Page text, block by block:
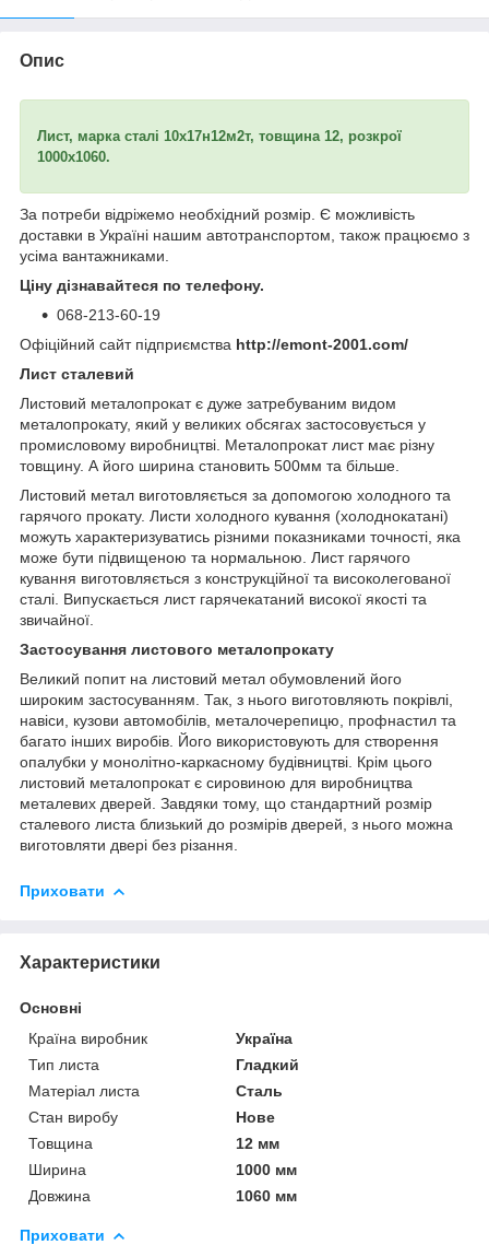
Опис
Лист, марка сталі 10х17н12м2т, товщина 12, розкрої
1000х1060.
За потреби відріжемо необхідний розмір. Є можливість
доставки в Україні нашим автотранспортом, також працюємо з
усіма вантажниками.
Ціну дізнавайтеся по телефону.
068-213-60-19
Офіційний сайт підприємства http://emont-2001.com/
Лист сталевий
Листовий металопрокат є дуже затребуваним видом
металопрокату, який у великих обсягах застосовується у
промисловому виробництві. Металопрокат лист має різну
товщину. А його ширина становить 500мм та більше.
Листовий метал виготовляється за допомогою холодного та
гарячого прокату. Листи холодного кування (холоднокатані)
можуть характеризуватись різними показниками точності, яка
може бути підвищеною та нормальною. Лист гарячого
кування виготовляється з конструкційної та високолегованої
сталі. Випускається лист гарячекатаний високої якості та
звичайної.
Застосування листового металопрокату
Великий попит на листовий метал обумовлений його
широким застосуванням. Так, з нього виготовляють покрівлі,
навіси, кузови автомобілів, металочерепицю, профнастил та
багато інших виробів. Його використовують для створення
опалубки у монолітно-каркасному будівництві. Крім цього
листовий металопрокат є сировиною для виробництва
металевих дверей. Завдяки тому, що стандартний розмір
сталевого листа близький до розмірів дверей, з нього можна
виготовляти двері без різання.
Приховати
Характеристики
Основні
Країна виробник
Україна
Тип листа
Гладкий
Матеріал листа
Сталь
Стан виробу
Нове
Товщина
12 мм
Ширина
1000 мм
Довжина
1060 мм
Приховати